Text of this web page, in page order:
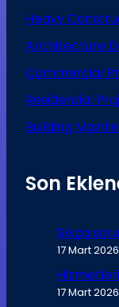
Heavy
Architecture
Commercial
Residential
Building
Son
Sıkça
17 Mart 2026
17 Mart 2026